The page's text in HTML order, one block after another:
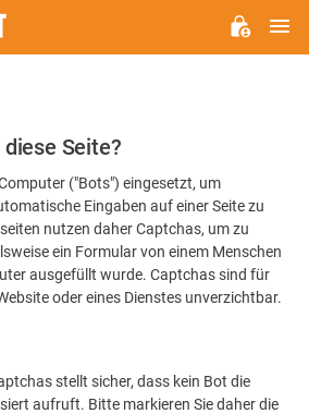
Seite?
("Bots") eingesetzt, um
Eingaben auf einer Seite zu
nutzen daher Captchas, um zu
ein Formular von einem Menschen
ausgefüllt wurde. Captchas sind für
oder eines Dienstes unverzichtbar.
stellt sicher, dass kein Bot die
aufruft. Bitte markieren Sie daher die